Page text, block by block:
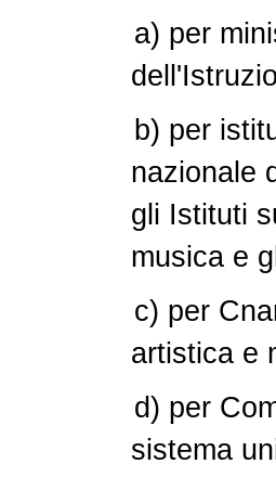
a) per
b) per
nazionale
gli Istituti
musica e
c) per
artistica e
d) per
sistema